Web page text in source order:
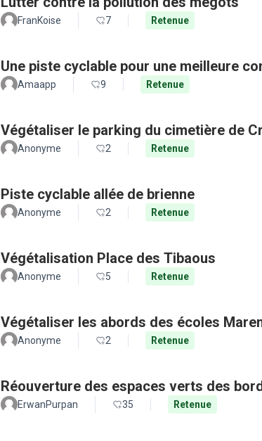
FranKoise 7 Retenue
Une piste cyclable pour une meilleure
Amaapp 9 Retenue
Végétaliser le parking du cimetière de
Anonyme 2 Retenue
Piste cyclable allée de brienne
Anonyme 2 Retenue
Végétalisation Place des Tibaous
Anonyme 5 Retenue
Végétaliser les abords des écoles
Anonyme 2 Retenue
Réouverture des espaces verts des
ErwanPurpan 35 Retenue